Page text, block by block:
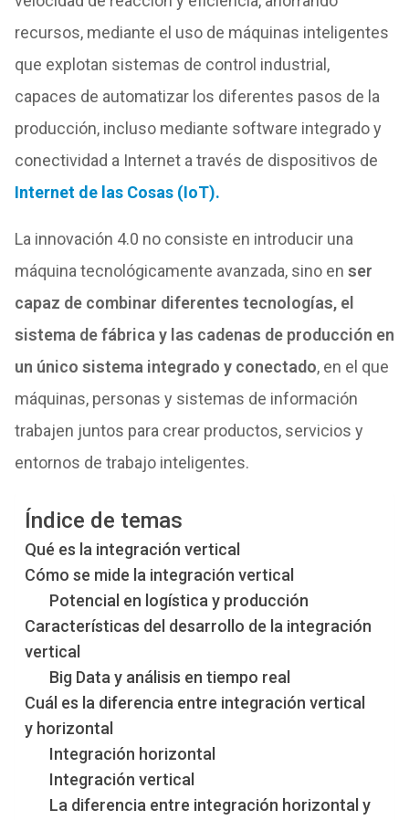
recursos, mediante el uso de máquinas inteligentes
que explotan sistemas de control industrial,
capaces de automatizar los diferentes pasos de la
producción, incluso mediante software integrado y
conectividad a Internet a través de dispositivos de
Internet de las Cosas (IoT).
La innovación 4.0 no consiste en introducir una
máquina tecnológicamente avanzada, sino en ser
capaz de combinar diferentes tecnologías, el
sistema de fábrica y las cadenas de producción en
un único sistema integrado y conectado, en el que
máquinas, personas y sistemas de información
trabajen juntos para crear productos, servicios y
entornos de trabajo inteligentes.
Índice de temas
Qué es la integración vertical
Cómo se mide la integración vertical
Potencial en logística y producción
Características del desarrollo de la integración
vertical
Big Data y análisis en tiempo real
Cuál es la diferencia entre integración vertical
y horizontal
Integración horizontal
Integración vertical
La diferencia entre integración horizontal y